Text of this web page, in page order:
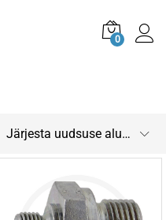
0
Järjesta uudsuse alusel